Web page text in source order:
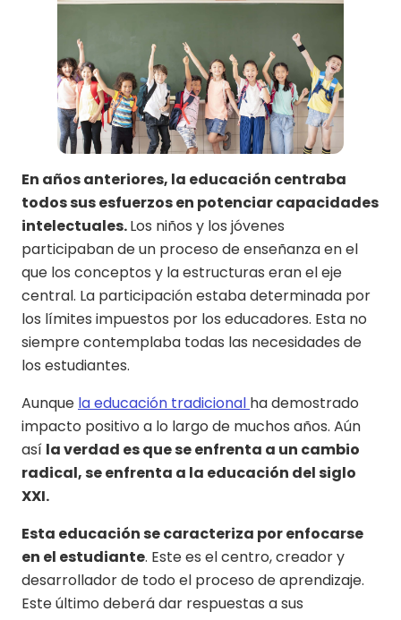
En años anteriores, la educación centraba
todos sus esfuerzos en potenciar capacidades
intelectuales.Los niños y los jóvenes
participaban de un proceso de enseñanza en el
que los conceptos y la estructuras eran el eje
central. La participación estaba determinada por
los límites impuestos por los educadores. Esta no
siempre contemplaba todas las necesidades de
los estudiantes.
Aunque la educación tradicional ha demostrado
impacto positivo a lo largo de muchos años. Aún
así la verdad es que se enfrenta a un cambio
radical, se enfrenta a la educación del siglo
XXI.
Esta educación se caracteriza por enfocarse
en el estudiante. Este es el centro, creador y
desarrollador de todo el proceso de aprendizaje.
Este último deberá dar respuestas a sus